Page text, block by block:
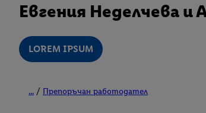
Евгения Неделчева и
LOREM IPSUM
... Препоръчан работодател